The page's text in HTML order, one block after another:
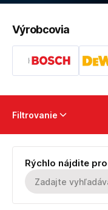
Výrobcovia
Filtrovanie
Rýchlo nájdite